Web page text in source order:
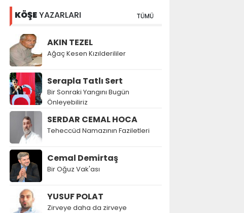
KÖŞEYAZARLARI TÜMÜ
AKIN TEZEL
Ağaç Kesen Kızılderililer
Serapla Tatlı Sert
Bir Sonraki Yangını Bugün
Önleyebiliriz
SERDAR CEMAL HOCA
Teheccüd Namazının Faziletleri
Cemal Demirtaş
Bir Oğuz Vak'ası
YUSUF POLAT
Zirveye daha da zirveye